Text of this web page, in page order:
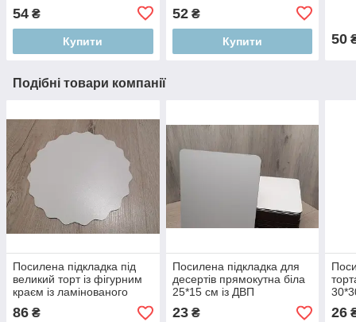
54 ₴
Купити
52₴
Купити 50
Подібні товари компанії
Посилена підкладка під
великий торт із фігурним
краєм із ламінованого
ДВП діаметр 50 см
86 ₴
Посилена підкладка для
десертів прямокутна біла
25*15 см із ДВП
23₴ 26